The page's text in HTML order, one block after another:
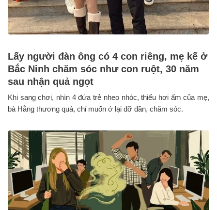
Lấy người đàn ông có 4 con riêng, mẹ kế ở
Bắc Ninh chăm sóc như con ruột, 30 năm
sau nhận quả ngọt
Khi sang chơi, nhìn 4 đứa trẻ nheo nhóc, thiếu hơi ấm của mẹ,
bà Hằng thương quá, chỉ muốn ở lại đỡ đần, chăm sóc.